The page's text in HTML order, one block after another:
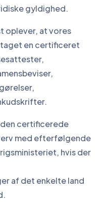
gyldighed.
oplever, at vores
en certificeret
certificerede
med efterfølgende
hvis der
af det enkelte land